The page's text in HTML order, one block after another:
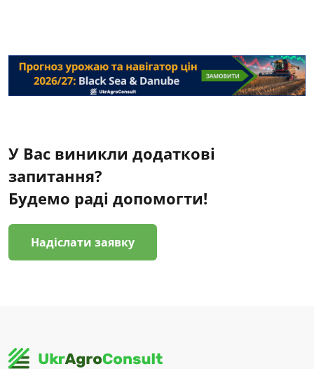
У Вас виникли додаткові
запитання?
Будемо раді допомогти!
Надіслати заявку